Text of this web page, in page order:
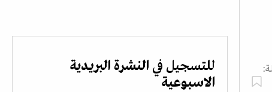
للتسجيل في النشرة البريدية
الاسبوعية